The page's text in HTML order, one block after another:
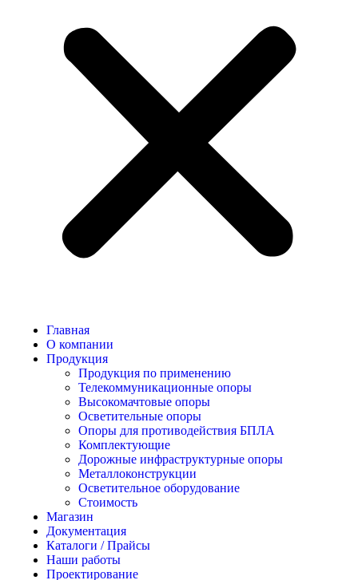
Главная
О компании
Продукция
Продукция по применению
Телекоммуникационные опоры
Высокомачтовые опоры
Осветительные опоры
Опоры для противодействия БПЛА
Комплектующие
Дорожные инфраструктурные опоры
Металлоконструкции
Осветительное оборудование
Стоимость
Магазин
Документация
Каталоги / Прайсы
Наши работы
Проектирование